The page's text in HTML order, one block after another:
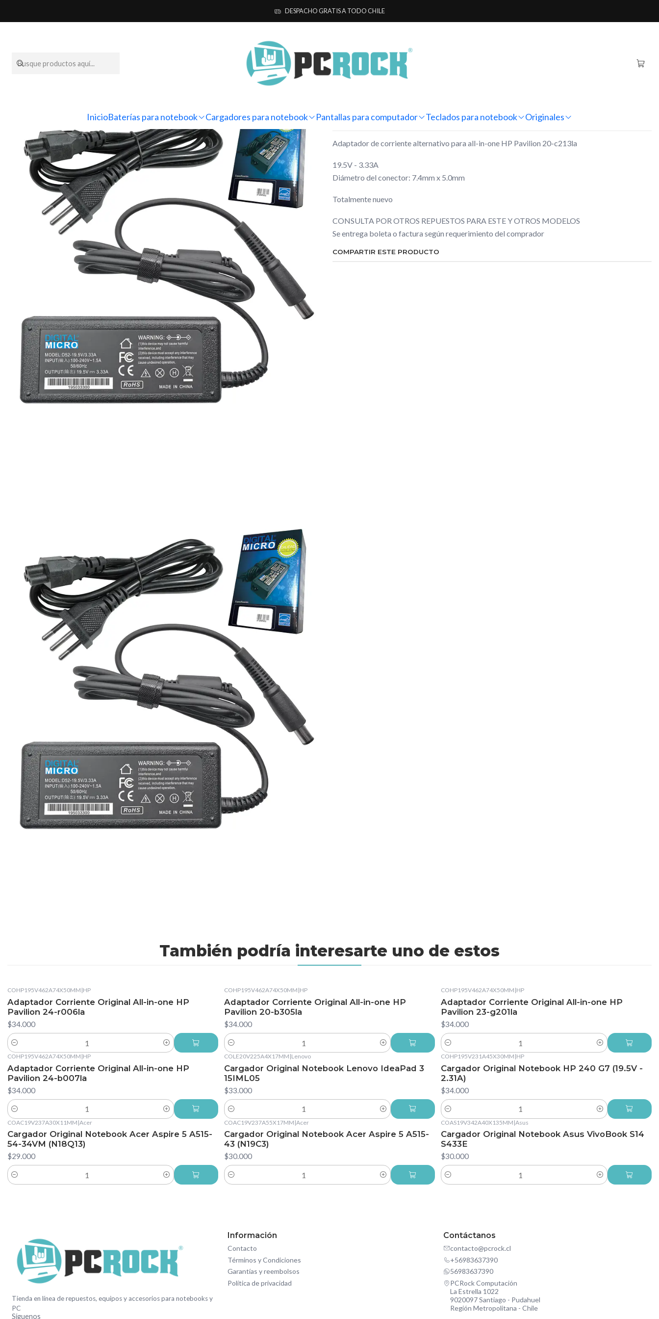
InicioBaterías para notebook Cargadores para notebook Pantallas para computador Teclados para notebook Originales
DESPACHO GRATIS A TODO CHILE
Alternativos HP Adaptador Corriente Alternativo All-in-one HP Pavilion 20-c213la
Adaptador Corriente Alternativo All-
in-one HP Pavilion 20-c213la
DESCRIPCIÓN
Adaptador de corriente alternativo para all-in-one HP Pavilion 20-c213la
19.5V - 3.33A
Diámetro del conector: 7.4mm x 5.0mm
Totalmente nuevo
CONSULTA POR OTROS REPUESTOS PARA ESTE Y OTROS MODELOS
Se entrega boleta o factura según requerimiento del comprador
COMPARTIR ESTE PRODUCTO
También podría interesarte uno de estos
COHP195V462A74X50MM |HP
Adaptador Corriente Original All-in-one HP
Pavilion 24-r006la
$34.000
Cantidad
COHP195V462A74X50MM |HP
Adaptador Corriente Original All-in-one HP
Pavilion 20-b305la
$34.000
Cantidad
COHP195V462A74X50MM |HP
Adaptador Corriente Original All-in-one HP
Pavilion 23-g201la
$34.000
Cantidad
COHP195V462A74X50MM |HP
Adaptador Corriente Original All-in-one HP
Pavilion 24-b007la
$34.000
Cantidad
COLE20V225A4X17MM |Lenovo
Cargador Original Notebook Lenovo IdeaPad 3
15IML05
$33.000
Cantidad
COHP195V231A45X30MM |HP
Cargador Original Notebook HP 240 G7 (19.5V -
2.31A)
$34.000
Cantidad
COAC19V237A30X11MM |Acer
Cargador Original Notebook Acer Aspire 5 A515-
54-34VM (N18Q13)
$29.000
Cantidad
COAC19V237A55X17MM |Acer
Cargador Original Notebook Acer Aspire 5 A515-
43 (N19C3)
$30.000
Cantidad
COAS19V342A40X135MM |Asus
Cargador Original Notebook Asus VivoBook S14
S433E
$30.000
Cantidad
Tienda en línea de repuestos, equipos y accesorios para notebooks y
PC
Síguenos
Información
Contacto
Términos y Condiciones
Garantías y reembolsos
Política de privacidad
Contáctanos
contacto@pcrock.cl
+56983637390
56983637390
PCRock Computación
La Estrella 1022
9020097 Santiago - Pudahuel
Región Metropolitana - Chile